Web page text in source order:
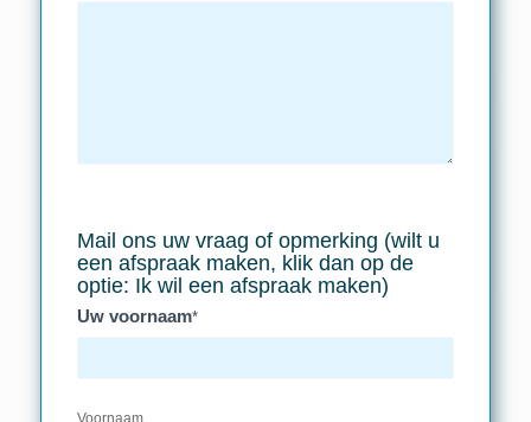
Mail ons uw vraag of opmerking (wilt u
een afspraak maken, klik dan op de
optie: Ik wil een afspraak maken)
Uw voornaam*
Voornaam